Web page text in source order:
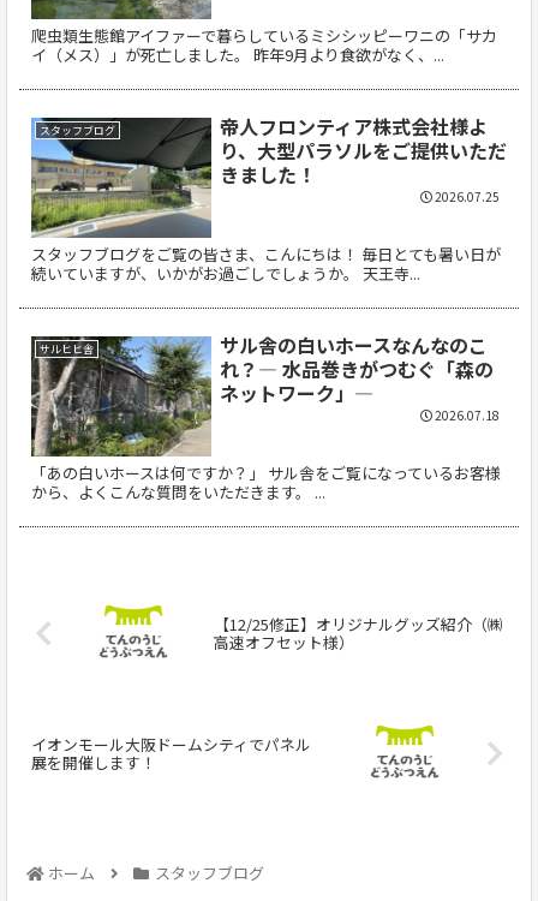
爬虫類生態館アイファーで暮らしているミシシッピーワニの「サカ
イ（メス）」が死亡しました。 昨年9月より食欲がなく、...
スタッフブログ
帝人フロンティア株式会社様よ
り、大型パラソルをご提供いただ
きました！
スタッフブログをご覧の皆さま、こんにちは！ 毎日とても暑い日が
続いていますが、いかがお過ごしでしょうか。 天王寺...
2026.07.25
サルヒヒ舎
サル舎の白いホースなんなのこ
れ？― 水品巻きがつむぐ「森の
ネットワーク」―
「あの白いホースは何ですか？」 サル舎をご覧になっているお客様
から、よくこんな質問をいただきます。 ...
2026.07.18
【12/25修正】オリジナルグッズ紹介（㈱
高速オフセット様）
イオンモール大阪ドームシティでパネル
展を開催します！
ホーム スタッフブログ